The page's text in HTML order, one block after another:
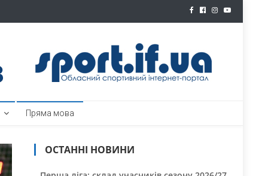
Пряма мова
ОСТАННІ НОВИНИ